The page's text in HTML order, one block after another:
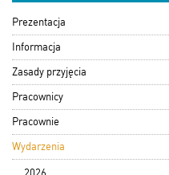
Prezentacja
Informacja
Zasady przyjęcia
Pracownicy
Pracownie
Wydarzenia